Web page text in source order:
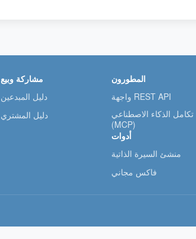
مشاركة وبيع
دليل المبدعين
دليل المشتري
المطورون
واجهة REST API
تكامل الذكاء الاصطناعي
(MCP)
أدوات
منشئ السيرة الذاتية
فاكس مجاني